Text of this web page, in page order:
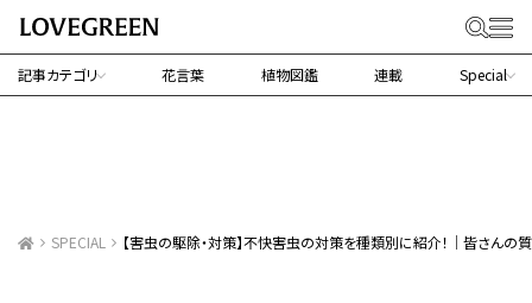
記事カテゴリ 花言葉 植物図鑑 連載 Special
SPECIAL 【害虫の駆除・対策】不快害虫の対策を種類別に紹介！｜皆さんの